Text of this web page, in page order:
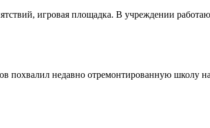
игровая площадка. В учреждении
недавно отремонтированную школу